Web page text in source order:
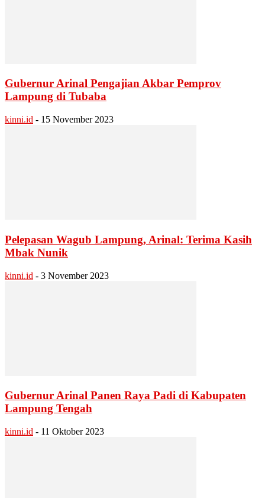
Gubernur Arinal Pengajian Akbar Pemprov
Lampung di Tubaba
kinni.id - 15 November 2023
Pelepasan Wagub Lampung, Arinal: Terima Kasih
Mbak Nunik
kinni.id - 3 November 2023
Gubernur Arinal Panen Raya Padi di Kabupaten
Lampung Tengah
kinni.id - 11 Oktober 2023